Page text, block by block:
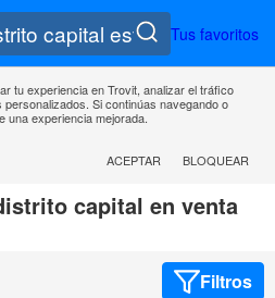
Tus favoritos
tu experiencia en Trovit, analizar el tráfico
Si continúas navegando o
una experiencia mejorada.
ACEPTAR
BLOQUEAR
capital en venta
Filtros